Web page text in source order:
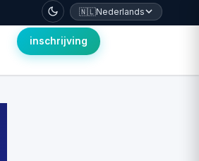
🇳🇱Nederlands
inschrijving